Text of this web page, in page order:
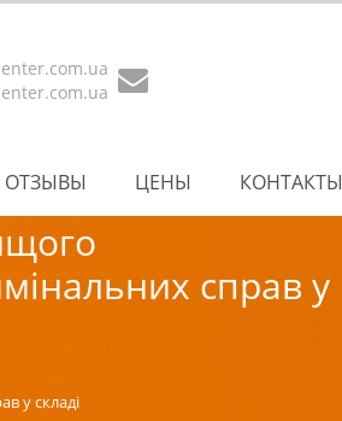
ОТЗЫВЫ ЦЕНЫ КОНТАКТЫ
справ у
у складі